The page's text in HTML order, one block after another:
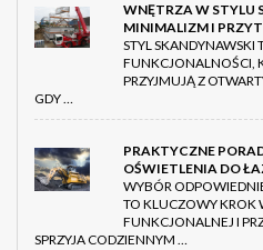
WNĘTRZA W STYLU
MINIMALIZM I
STYL SKANDYNAWSKI
FUNKCJONALNOŚCI,
PRZYJMUJĄ Z
GDY …
PRAKTYCZNE
OŚWIETLENIA DO
WYBÓR
TO KLUCZOWY KROK
FUNKCJONALNEJ I
SPRZYJA CODZIENNYM …